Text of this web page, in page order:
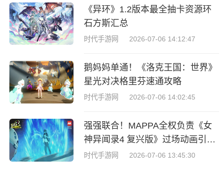
《异环》1.2版本最全抽卡资源环
石方斯汇总
时代手游网 2026-07-06 14:12:47
鹅妈妈单通！《洛克王国：世界》
星光对决格里芬速通攻略
时代手游网 2026-07-06 14:02:45
强强联合！MAPPA全权负责《女
神异闻录4 复兴版》过场动画引热
议
时代手游网 2026-07-06 13:45:30